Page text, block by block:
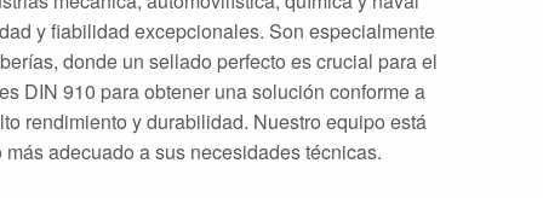
y fiabilidad excepcionales. Son especialmente
donde un sellado perfecto es crucial para el
DIN 910 para obtener una solución conforme a
rendimiento y durabilidad. Nuestro equipo está
adecuado a sus necesidades técnicas.